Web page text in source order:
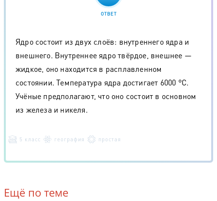
ОТВЕТ
Ядро состоит из двух слоёв: внутреннего ядра и
внешнего. Внутреннее ядро твёрдое, внешнее —
жидкое, оно находится в расплавленном
состоянии. Температура ядра достигает 6000 °С.
Учёные предполагают, что оно состоит в основном
из железа и никеля.
5 класс география простая
Ещё по теме